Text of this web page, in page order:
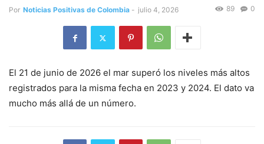
Por Noticias Positivas de Colombia - julio 4, 2026 0
89
El 21 de junio de 2026 el mar superó los niveles más altos
registrados para la misma fecha en 2023 y 2024. El dato va
mucho más allá de un número.